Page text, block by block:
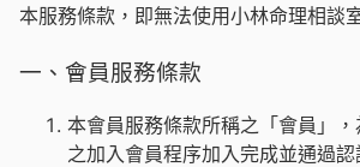
本服務條款，即無法使用小林命理相談
一、會員服務條款
本會員服務條款所稱之「會員」
之加入會員程序加入完成並通過認